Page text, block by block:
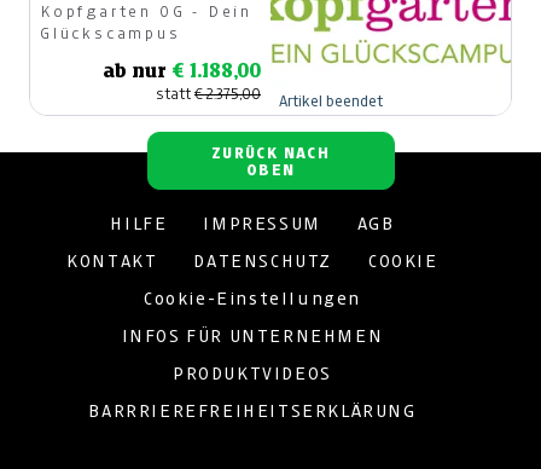
Resilienztrainer:in
Kopfgarten OG - Dein
Glückscampus
ab nur € 1.188,00
statt€ 2.375,00 Artikel beendet
ZURÜCK NACH
OBEN
HILFE IMPRESSUM AGB
KONTAKT DATENSCHUTZ COOKIE
Cookie-Einstellungen
INFOS FÜR UNTERNEHMEN
PRODUKTVIDEOS
BARRRIEREFREIHEITSERKLÄRUNG